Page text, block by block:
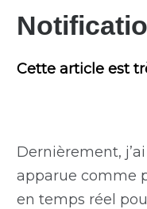
Cette article est
Dernièrement,
apparue comme
en temps réel